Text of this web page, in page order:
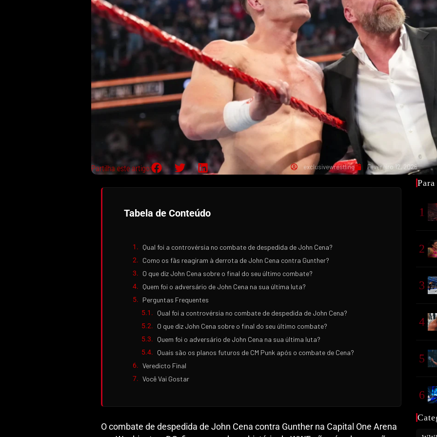
Partilha este artigo: exclusivewrestling Fevereiro 12, 2026
Tabela de Conteúdo
Qual foi a controvérsia no combate de despedida de John Cena?
Como os fãs reagiram à derrota de John Cena contra Gunther?
O que diz John Cena sobre o final do seu último combate?
Quem foi o adversário de John Cena na sua última luta?
Perguntas Frequentes
Qual foi a controvérsia no combate de despedida de John Cena?
O que diz John Cena sobre o final do seu último combate?
Quem foi o adversário de John Cena na sua última luta?
Quais são os planos futuros de CM Punk após o combate de Cena?
Veredicto Final
Você Vai Gostar
O combate de despedida de John Cena contra Gunther na Capital One Arena
1
2
3
4
5
6